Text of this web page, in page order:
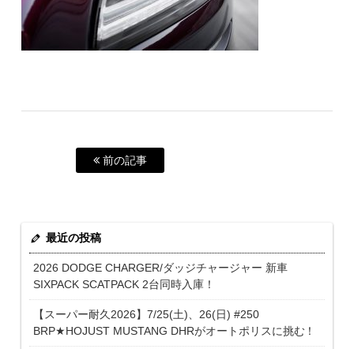
前の記事
最近の投稿
2026 DODGE CHARGER/ダッジチャージャー 新車
SIXPACK SCATPACK 2台同時入庫！
【スーパー耐久2026】7/25(土)、26(日) #250
BRP★HOJUST MUSTANG DHRがオートポリスに挑む！